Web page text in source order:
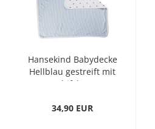
Hansekind Babydecke
Hellblau gestreift mit
Schifchen
34,90 EUR